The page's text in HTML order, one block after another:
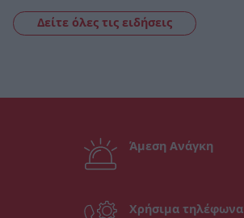
Δείτε όλες τις ειδήσεις
Άμεση Ανάγκη
Χρήσιμα τηλέφωνα